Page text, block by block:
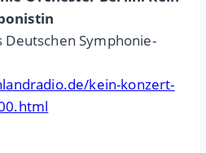
Deutschen Symphonie-
kein-konzert-